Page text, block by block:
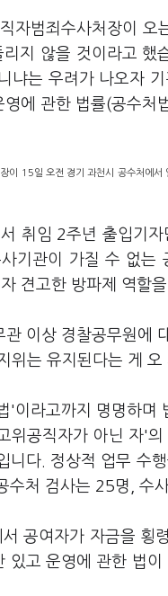
자범죄수사처장이
지 않을 것이라고 했
냐는 우려가 나오자
에 관한 법률(공수처
이 15일 오전 경기 과천시 공수처에
취임 2주년 출입기
기관이 가질 수 없는
견고한 방파제 역할
이상 경찰공무원에
위는 유지된다는 게
이라고까지 명명하며
위공직자가 아닌 자'
니다. 정상적 업무 수
수처 검사는 25명, 수
공여자가 자금을 횡
고 운영에 관한 법